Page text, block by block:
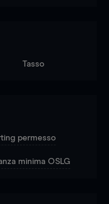
Tasso
permesso
minima OSLG